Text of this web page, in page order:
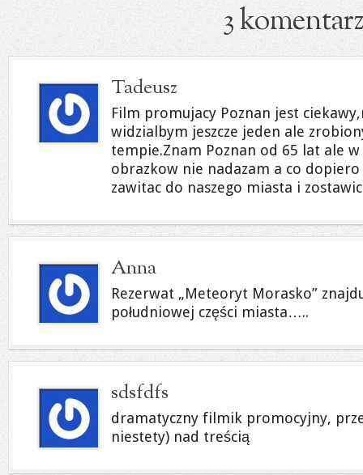
3
Tadeusz
Film promujacy Poznan jest
widzialbym jeszcze jeden ale
tempie.Znam Poznan od 65 lat ale
obrazkow nie nadazam a co
zawitac do naszego miasta i
Anna
Rezerwat „Meteoryt Morasko”
południowej części miasta…..
sdsfdfs
dramatyczny filmik promocyjny,
niestety) nad treścią